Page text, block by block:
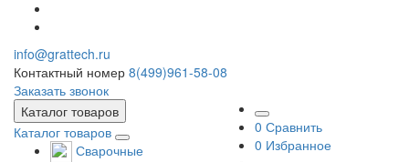
info@grattech.ru
Контактный номер 8(499)961-58-08
Заказать звонок
Каталог товаров
Каталог товаров
Сварочные
0 Сравнить
0 Избранное